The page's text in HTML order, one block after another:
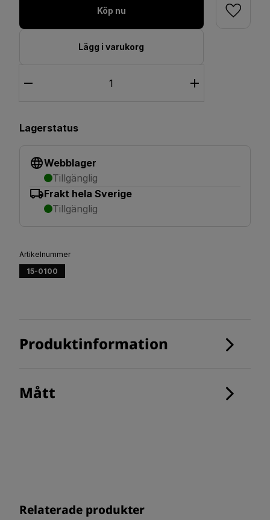
Köp nu
Lägg i varukorg
Lagerstatus
Webblager
Tillgänglig
Frakt hela Sverige
Tillgänglig
Artikelnummer
15-0100
Produktinformation
Mått
Relaterade produkter